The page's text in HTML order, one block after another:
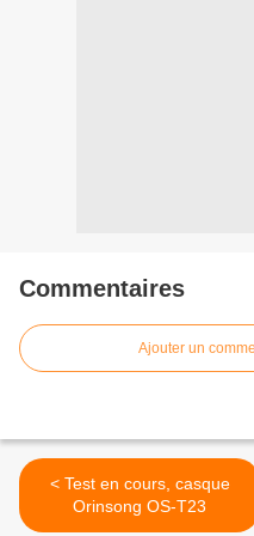
Commentaires
Ajouter un
< Test en cours, casque
Orinsong OS-T23